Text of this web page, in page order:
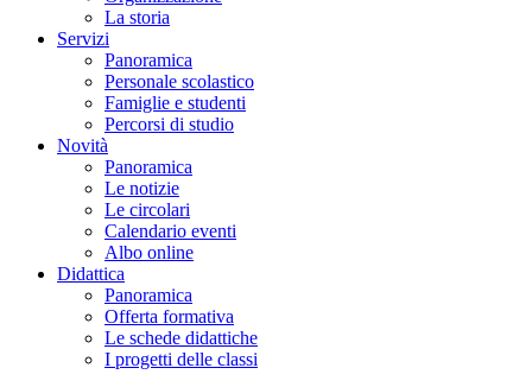
La storia
Servizi
Panoramica
Personale scolastico
Famiglie e studenti
Percorsi di studio
Novità
Panoramica
Le notizie
Le circolari
Calendario eventi
Albo online
Didattica
Panoramica
Offerta formativa
Le schede didattiche
I progetti delle classi